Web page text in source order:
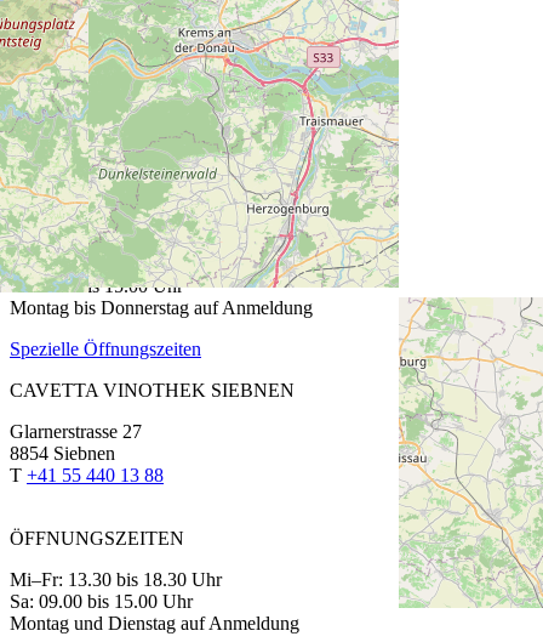
Delamain XXO
70 cl | CHF 338.00
CAVETTA VINOTHEK PFÄFFIKON
Churerstrasse 64
8808 Pfäffikon SZ
T+41 55 420 11 44
ÖFFNUNGSZEITEN
Fr: 13.30 bis 18.30 Uhr
Sa: 9.00 bis 15.00 Uhr
Montag bis Donnerstag auf Anmeldung
Spezielle Öffnungszeiten
CAVETTA VINOTHEK SIEBNEN
Glarnerstrasse 27
8854 Siebnen
T +41 55 440 13 88
ÖFFNUNGSZEITEN
Mi–Fr: 13.30 bis 18.30 Uhr
Sa: 09.00 bis 15.00 Uhr
Montag und Dienstag auf Anmeldung